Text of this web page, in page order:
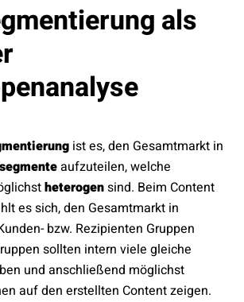
als
ist es, den Gesamtmarkt in
aufzuteilen, welche
heterogensind. Beim Content
es sich, den Gesamtmarkt in
bzw. Rezipienten Gruppen
sollten intern viele gleiche
und anschließend möglichst
auf den erstellten Content zeigen.